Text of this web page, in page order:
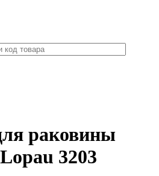
раковины
3203